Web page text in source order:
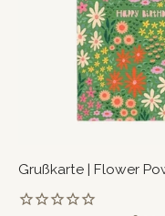
Grußkarte | Flower